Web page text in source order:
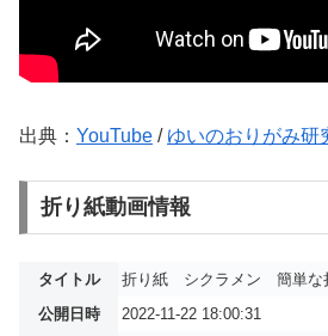
出典： YouTube / ゆいのおりがみ研
折り紙動画情報
タイトル
折り紙 シクラメン 簡単な
公開日時
2022-11-22 18:00:31